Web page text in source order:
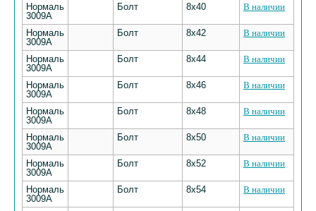
Нормаль
3009А
Болт 8х40 В наличии
Нормаль
3009А
Болт 8х42 В наличии
Нормаль
3009А
Болт 8х44 В наличии
Нормаль
3009А
Болт 8х46 В наличии
Нормаль
3009А
Болт 8х48 В наличии
Нормаль
3009А
Болт 8х50 В наличии
Нормаль
3009А
Болт 8х52 В наличии
Нормаль
3009А
Болт 8х54 В наличии